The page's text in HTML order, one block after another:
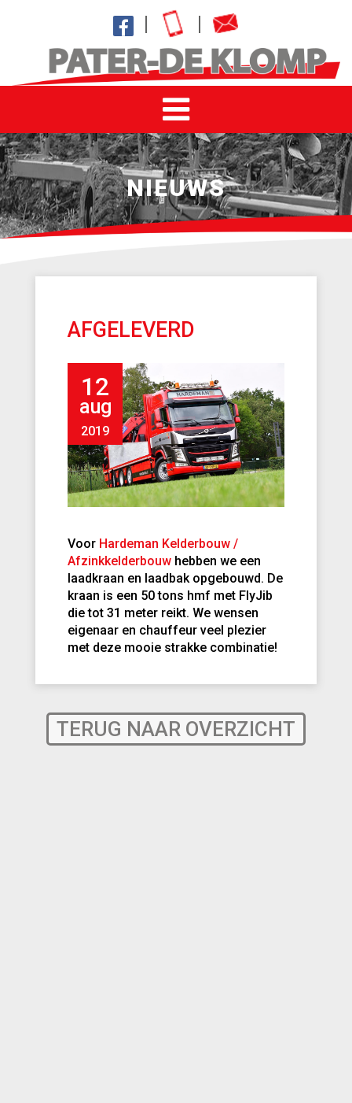
NIEUWS
AFGELEVERD
12
aug
2019
Voor Hardeman Kelderbouw /
Afzinkkelderbouw hebben we een
laadkraan en laadbak opgebouwd. De
kraan is een 50 tons hmf met FlyJib
die tot 31 meter reikt. We wensen
eigenaar en chauffeur veel plezier
met deze mooie strakke combinatie!
TERUG NAAR OVERZICHT